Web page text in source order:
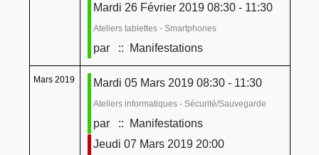
Mardi 26 Février 2019 08:30 - 11:30
Ateliers tablettes - Smartphones
par :: Manifestations
Mars 2019 Mardi 05 Mars 2019 08:30 - 11:30
Ateliers informatiques - Sécurité/Sauvegarde
par
:: Manifestations
Jeudi 07 Mars 2019 20:00